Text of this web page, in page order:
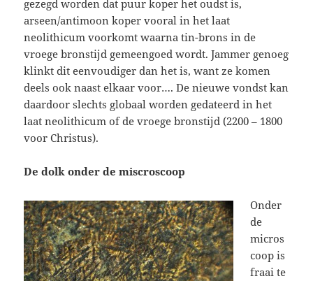
gezegd worden dat puur koper het oudst is,
arseen/antimoon koper vooral in het laat
neolithicum voorkomt waarna tin-brons in de
vroege bronstijd gemeengoed wordt. Jammer genoeg
klinkt dit eenvoudiger dan het is, want ze komen
deels ook naast elkaar voor…. De nieuwe vondst kan
daardoor slechts globaal worden gedateerd in het
laat neolithicum of de vroege bronstijd (2200 – 1800
voor Christus).
De dolk onder de miscroscoop
Onder
de
micros
coop is
fraai te